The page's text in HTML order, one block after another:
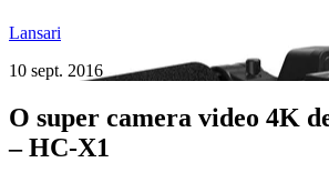
Lansari
10 sept. 2016
O super camera video 4K
– HC-X1